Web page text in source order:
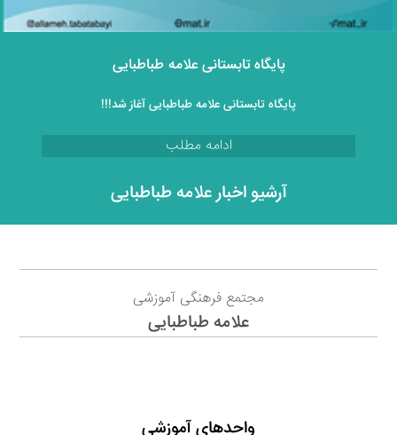
پایگاه تابستانی علامه طباطبایی
پایگاه تابستانی علامه طباطبایی آغاز شد!!!
ادامه مطلب
آرشیو اخبار علامه طباطبایی
مجتمع فرهنگی آموزشی
علامه طباطبایی
واحدهای آموزشی